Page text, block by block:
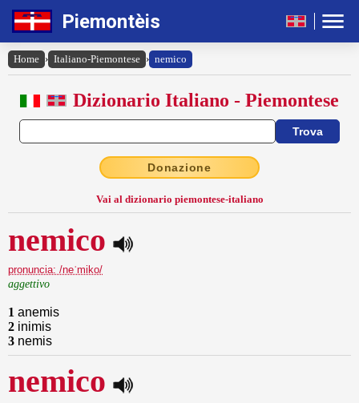
Piemontèis
Home › Italiano-Piemontese › nemico
Dizionario Italiano - Piemontese
Donazione
Vai al dizionario piemontese-italiano
nemico
pronuncia: /neˈmiko/
aggettivo
1 anemis
2 inimis
3 nemis
nemico